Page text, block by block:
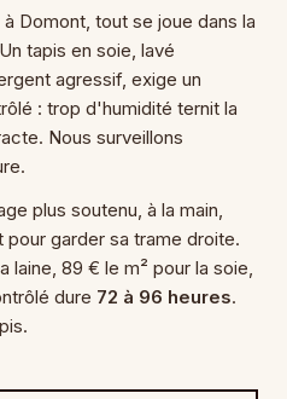
Domont, tout se joue dans la
tapis en soie, lavé
agressif, exige un
: trop d'humidité ternit la
Nous surveillons
plus soutenu, à la main,
garder sa trame droite.
laine, 89 € le m² pour la soie,
dure 72 à 96 heures.